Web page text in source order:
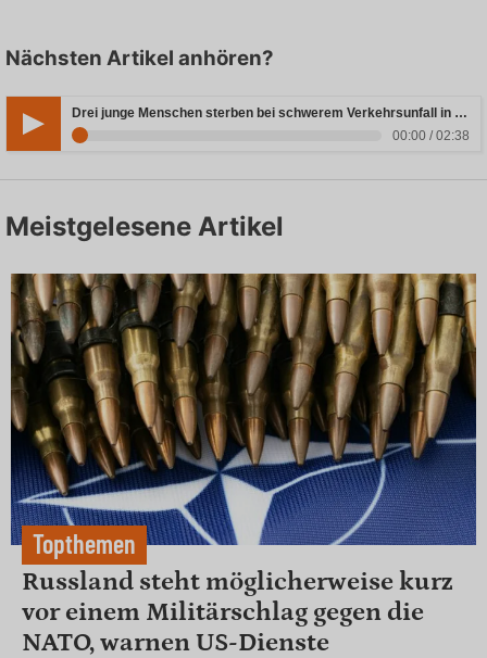
Nächsten Artikel anhören?
Drei junge Menschen sterben bei schwerem Verkehrsunfall in Rheinland-Pfalz
00:00 / 02:38
Meistgelesene Artikel
Topthemen
Russland steht möglicherweise kurz
vor einem Militärschlag gegen die
NATO, warnen US-Dienste